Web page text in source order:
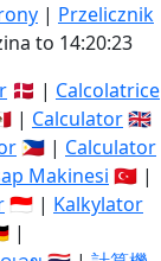
| Przelicznik
to 14:20:24
🇩🇰 | Calcolatrice
| Calculator🇬🇧
🇵🇭 | Calculator
Makinesi 🇹🇷 |
🇮🇩 | Kalkylator
|